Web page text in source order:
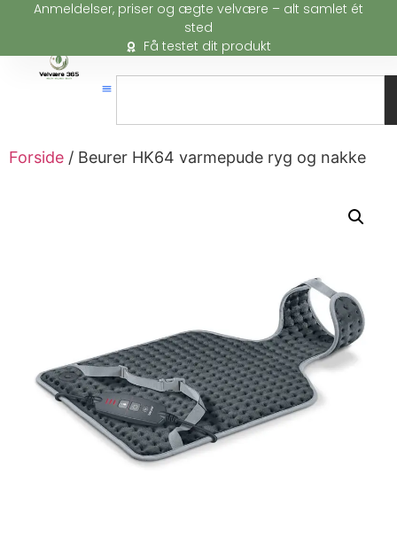
Anmeldelser, priser og ægte velvære – alt samlet ét
sted
Få testet dit produkt
Forside / Beurer HK64 varmepude ryg og nakke